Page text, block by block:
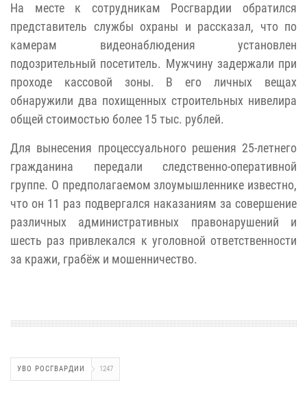
На месте к сотрудникам Росгвардии обратился
представитель службы охраны и рассказал, что по
камерам видеонаблюдения установлен
подозрительный посетитель. Мужчину задержали при
проходе кассовой зоны. В его личных вещах
обнаружили два похищенных строительных нивелира
общей стоимостью более 15 тыс. рублей.
Для вынесения процессуального решения 25-летнего
гражданина передали следственно-оперативной
группе. О предполагаемом злоумышленнике известно,
что он 11 раз подвергался наказаниям за совершение
различных административных правонарушений и
шесть раз привлекался к уголовной ответственности
за кражи, грабёж и мошенничество.
УВО РОСГВАРДИИ 1247